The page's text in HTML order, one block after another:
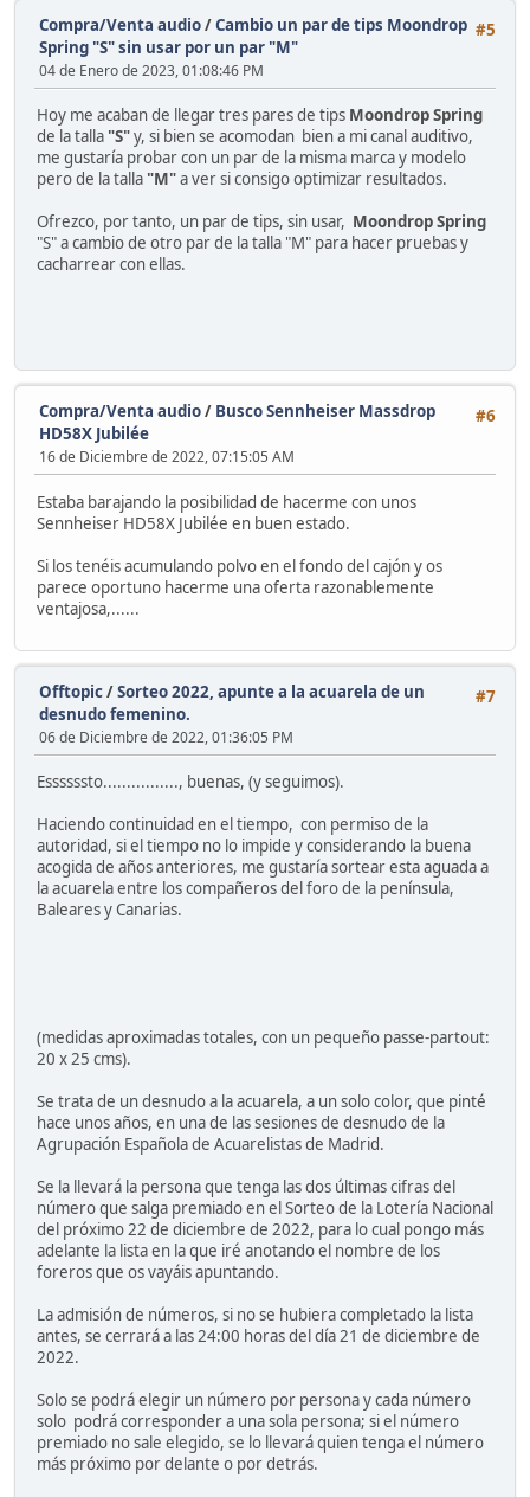
#5
Compra/Venta audio/Cambio un par de tips Moondrop
Spring "S" sin usar por un par "M"
04 de Enero de 2023, 01:08:46 PM
Hoy me acaban de llegar tres pares de tips Moondrop Spring
de la talla "S"y, si bien se acomodan bien a mi canal auditivo,
me gustaría probar con un par de la misma marca y modelo
pero de la talla "M"a ver si consigo optimizar resultados.
Ofrezco, por tanto, un par de tips, sin usar, Moondrop Spring
"S" a cambio de otro par de la talla "M" para hacer pruebas y
cacharrear con ellas.
#6
Compra/Venta audio/ Busco Sennheiser Massdrop
HD58X Jubilée
16 de Diciembre de 2022, 07:15:05 AM
Estaba barajando la posibilidad de hacerme con unos
Sennheiser HD58X Jubilée en buen estado.
Si los tenéis acumulando polvo en el fondo del cajón y os
parece oportuno hacerme una oferta razonablemente
ventajosa,......
#7
Offtopic/Sorteo 2022, apunte a la acuarela de un
desnudo femenino.
06 de Diciembre de 2022, 01:36:05 PM
Essssssto................, buenas, (y seguimos).
Haciendo continuidad en el tiempo, con permiso de la
autoridad, si el tiempo no lo impide y considerando la buena
acogida de años anteriores, me gustaría sortear esta aguada a
la acuarela entre los compañeros del foro de la península,
Baleares y Canarias.
(medidas aproximadas totales, con un pequeño passe-partout:
20 x 25 cms).
Se trata de un desnudo a la acuarela, a un solo color, que pinté
hace unos años, en una de las sesiones de desnudo de la
Agrupación Española de Acuarelistas de Madrid.
Se la llevará la persona que tenga las dos últimas cifras del
número que salga premiado en el Sorteo de la Lotería Nacional
del próximo 22 de diciembre de 2022, para lo cual pongo más
adelante la lista en la que iré anotando el nombre de los
foreros que os vayáis apuntando.
La admisión de números, si no se hubiera completado la lista
antes, se cerrará a las 24:00 horas del día 21 de diciembre de
2022.
Solo se podrá elegir un número por persona y cada número
solo podrá corresponder a una sola persona; si el número
premiado no sale elegido, se lo llevará quien tenga el número
más próximo por delante o por detrás.